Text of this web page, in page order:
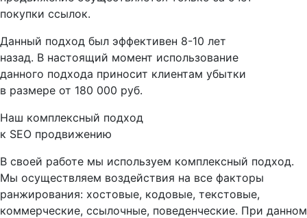
покупки ссылок.
Данный подход был эффективен 8-10 лет
назад. В настоящий момент использование
данного подхода приносит клиентам убытки
в размере от 180 000 руб.
Наш комплексный подход
к SEO продвижению
В своей работе мы используем комплексный подход.
Мы осуществляем воздействия на все факторы
ранжирования: хостовые, кодовые, текстовые,
коммерческие, ссылочные, поведенческие. При данном